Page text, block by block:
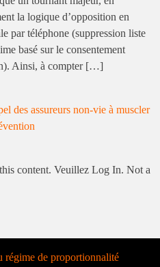
la logique d’opposition en
par téléphone (suppression liste
basé sur le consentement
Ainsi, à compter […]
des assureurs non-vie à muscler
content. Veuillez Log In. Not a
de proportionnalité